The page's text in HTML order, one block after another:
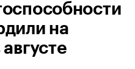
на